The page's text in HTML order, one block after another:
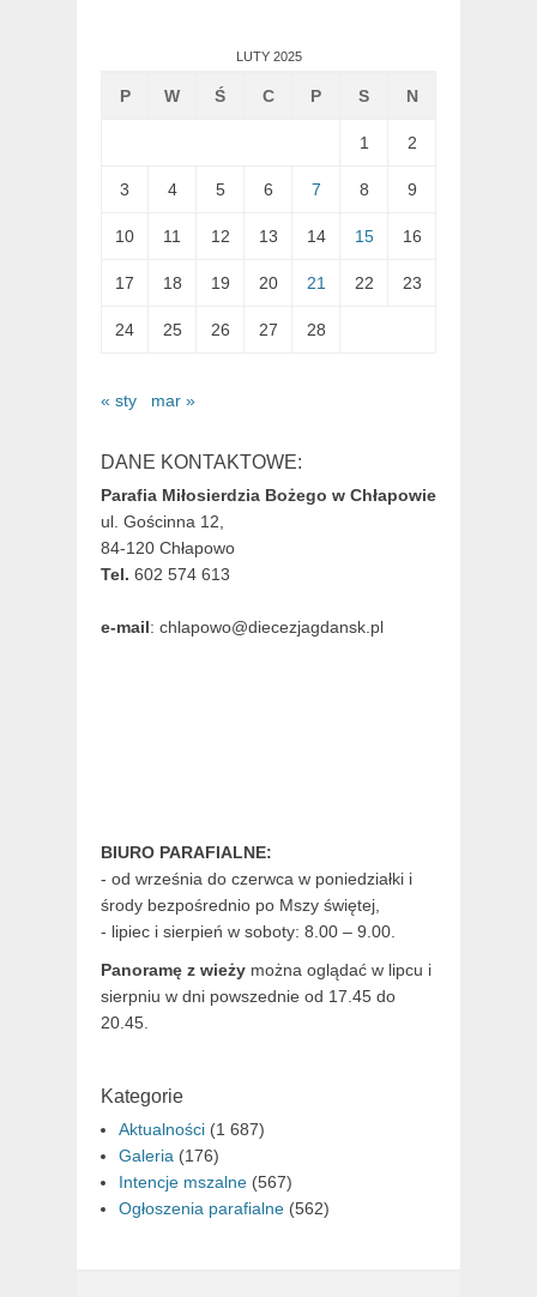
LUTY 2025
P W Ś C P S N
1 2
3 4 5 6 7 8 9
10 11 12 13 14 15 16
17 18 19 20 21 22 23
24 25 26 27 28
« sty mar »
DANE KONTAKTOWE:
Parafia Miłosierdzia Bożego w Chłapowie
ul. Gościnna 12,
84-120 Chłapowo
Tel. 602 574 613
e-mail: chlapowo@diecezjagdansk.pl
BIURO PARAFIALNE:
- od września do czerwca w poniedziałki i
środy bezpośrednio po Mszy świętej,
- lipiec i sierpień w soboty: 8.00 – 9.00.
Panoramę z wieży można oglądać w lipcu i
sierpniu w dni powszednie od 17.45 do
20.45.
Kategorie
Aktualności (1 687)
Galeria (176)
Intencje mszalne (567)
Ogłoszenia parafialne (562)